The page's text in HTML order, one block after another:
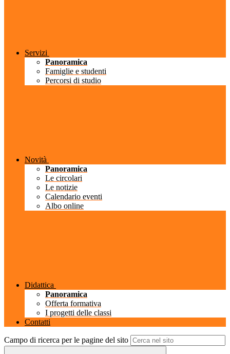
Servizi
Panoramica
Famiglie e studenti
Percorsi di studio
Novità
Panoramica
Le circolari
Le notizie
Calendario eventi
Albo online
Didattica
Panoramica
Offerta formativa
I progetti delle classi
Contatti
Campo di ricerca per le pagine del sito